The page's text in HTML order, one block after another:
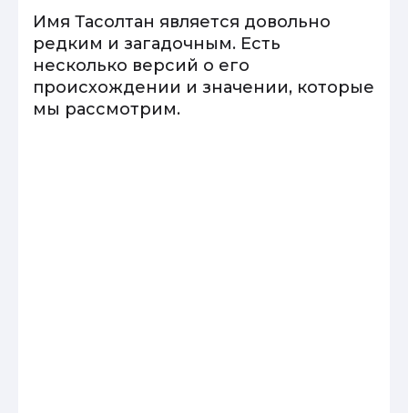
Имя Тасолтан является довольно
редким и загадочным. Есть
несколько версий о его
происхождении и значении, которые
мы рассмотрим.